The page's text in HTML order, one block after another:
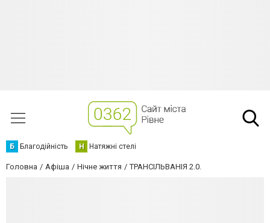
Б Благодійність Н Натяжні стелі
Головна Афіша Нічне життя ТРАНСІЛЬВАНІЯ 2.0.